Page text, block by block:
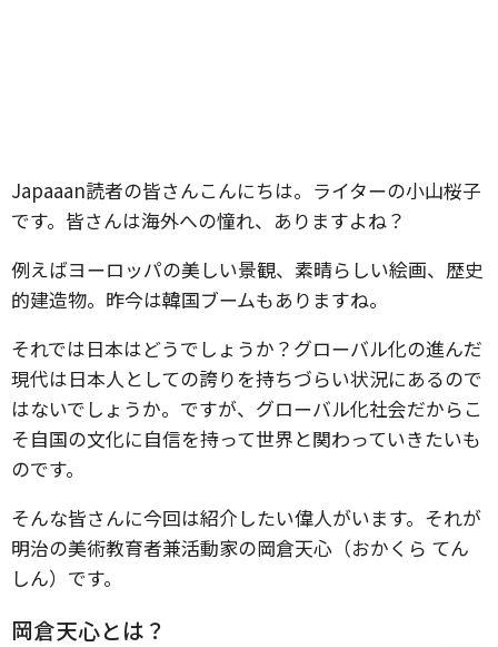
Japaaan読者の皆さんこんにちは。ライターの小山桜子
です。皆さんは海外への憧れ、ありますよね？
例えばヨーロッパの美しい景観、素晴らしい絵画、歴史
的建造物。昨今は韓国ブームもありますね。
それでは日本はどうでしょうか？グローバル化の進んだ
現代は日本人としての誇りを持ちづらい状況にあるので
はないでしょうか。ですが、グローバル化社会だからこ
そ自国の文化に自信を持って世界と関わっていきたいも
のです。
そんな皆さんに今回は紹介したい偉人がいます。それが
明治の美術教育者兼活動家の岡倉天心（おかくら てん
しん）です。
岡倉天心とは？